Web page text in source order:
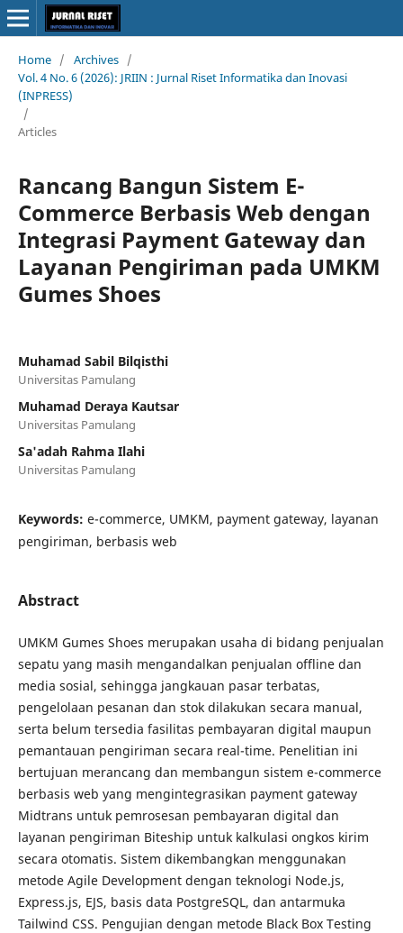
Home / Archives /
Vol. 4 No. 6 (2026): JRIIN : Jurnal Riset Informatika dan Inovasi
(INPRESS)
/
Articles
Rancang Bangun Sistem E-
Commerce Berbasis Web dengan
Integrasi Payment Gateway dan
Layanan Pengiriman pada UMKM
Gumes Shoes
Muhamad Sabil Bilqisthi
Universitas Pamulang
Muhamad Deraya Kautsar
Universitas Pamulang
Sa'adah Rahma Ilahi
Universitas Pamulang
Keywords: e-commerce, UMKM, payment gateway, layanan
pengiriman, berbasis web
Abstract
UMKM Gumes Shoes merupakan usaha di bidang penjualan
sepatu yang masih mengandalkan penjualan offline dan
media sosial, sehingga jangkauan pasar terbatas,
pengelolaan pesanan dan stok dilakukan secara manual,
serta belum tersedia fasilitas pembayaran digital maupun
pemantauan pengiriman secara real-time. Penelitian ini
bertujuan merancang dan membangun sistem e-commerce
berbasis web yang mengintegrasikan payment gateway
Midtrans untuk pemrosesan pembayaran digital dan
layanan pengiriman Biteship untuk kalkulasi ongkos kirim
secara otomatis. Sistem dikembangkan menggunakan
metode Agile Development dengan teknologi Node.js,
Express.js, EJS, basis data PostgreSQL, dan antarmuka
Tailwind CSS. Pengujian dengan metode Black Box Testing